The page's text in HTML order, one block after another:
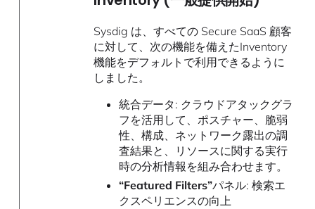
Sysdig は、すべての Secure SaaS 顧客
に対して、次の機能を備えたInventory
機能をデフォルトで利用できるように
しました。
統合データ: クラウドアタックグラ
フを活用して、ポスチャー、脆弱
性、構成、ネットワーク露出の調
査結果と、リソースに関する実行
時の分析情報を組み合わせます。
“Featured Filters”パネル: 検索エ
クスペリエンスの向上